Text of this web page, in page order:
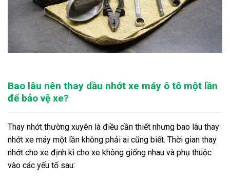
Bao lâu nên thay dầu nhớt xe máy ô tô một lần
để bảo vệ xe?
Thay nhớt thường xuyên là điều cần thiết nhưng bao lâu thay
nhớt xe máy một lần không phải ai cũng biết. Thời gian thay
nhớt cho xe định kì cho xe không giống nhau và phụ thuộc
vào các yếu tố sau: